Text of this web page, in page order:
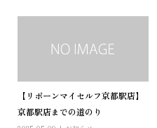
【リボーンマイセルフ京都駅店】
京都駅店までの道のり